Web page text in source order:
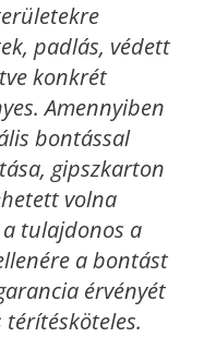
padlás, védett
konkrét
Amennyiben
bontással
gipszkarton
volna
tulajdonos a
a bontást
érvényét
térítésköteles.